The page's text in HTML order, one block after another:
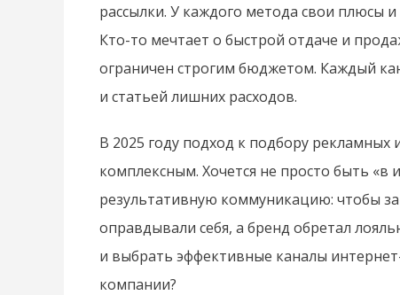
рассылки. У каждого метода свои плюсы
Кто-то мечтает о быстрой отдаче и
ограничен строгим бюджетом. Каждый
и статьей лишних расходов.
В 2025 году подход к подбору рекламных
комплексным. Хочется не просто быть «в
результативную коммуникацию: чтобы
оправдывали себя, а бренд обретал
и выбрать эффективные каналы
компании?